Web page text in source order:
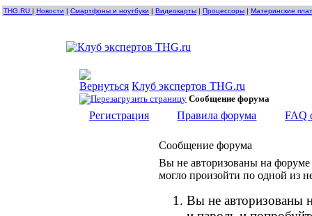
THG.RU | Новости | Смартфоны и ноутбуки | Видеокарты | Процессоры | Материнские
Клуб экспертов THG.ru
Сообщение форума
Регистрация Правила форума FAQ
Сообщение форума
Вы не авторизованы на форуме
могло произойти по одной из
Вы не авторизованы